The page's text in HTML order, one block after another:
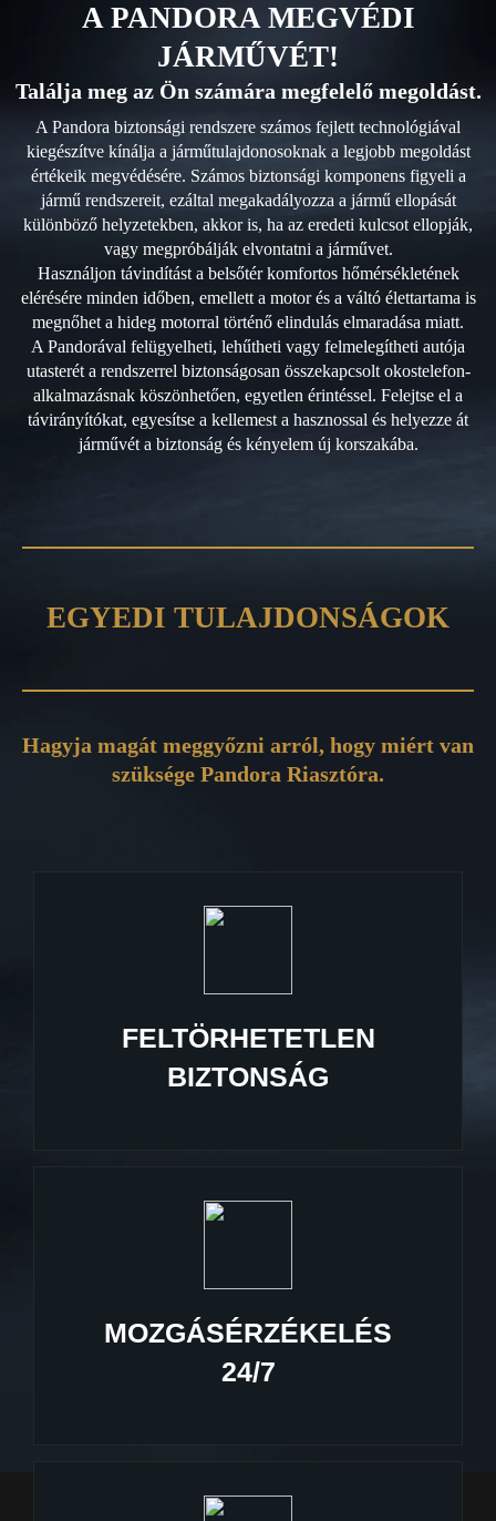
A PANDORA MEGVÉDI
JÁRMŰVÉT!
Találja meg az Ön számára megfelelő megoldást.
A Pandora biztonsági rendszere számos fejlett technológiával
kiegészítve kínálja a járműtulajdonosoknak a legjobb megoldást
értékeik megvédésére. Számos biztonsági komponens figyeli a
jármű rendszereit, ezáltal megakadályozza a jármű ellopását
különböző helyzetekben, akkor is, ha az eredeti kulcsot ellopják,
vagy megpróbálják elvontatni a járművet.
Használjon távindítást a belsőtér komfortos hőmérsékletének
elérésére minden időben, emellett a motor és a váltó élettartama is
megnőhet a hideg motorral történő elindulás elmaradása miatt.
A Pandorával felügyelheti, lehűtheti vagy felmelegítheti autója
utasterét a rendszerrel biztonságosan összekapcsolt okostelefon-
alkalmazásnak köszönhetően, egyetlen érintéssel. Felejtse el a
távirányítókat, egyesítse a kellemest a hasznossal és helyezze át
járművét a biztonság és kényelem új korszakába.
EGYEDI TULAJDONSÁGOK
Hagyja magát meggyőzni arról, hogy miért van
szüksége Pandora Riasztóra.
FELTÖRHETETLEN
BIZTONSÁG
MOZGÁSÉRZÉKELÉS
24/7